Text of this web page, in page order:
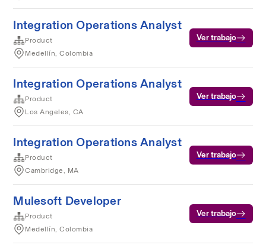
Integration Operations Analyst
Product
Medellín, Colombia
Ver trabajo
Integration Operations Analyst
Product
Los Angeles, CA
Ver trabajo
Integration Operations Analyst
Product
Cambridge, MA
Ver trabajo
Mulesoft Developer
Product
Medellín, Colombia
Ver trabajo